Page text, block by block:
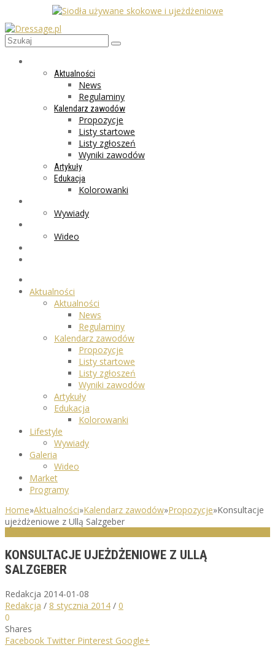
Aktualności
News
Regulaminy
Kalendarz zawodów
Propozycje
Listy startowe
Listy zgłoszeń
Wyniki zawodów
Artykuły
Edukacja
Kolorowanki
Wywiady
Wideo
Aktualności
Aktualności
News
Regulaminy
Kalendarz zawodów
Propozycje
Listy startowe
Listy zgłoszeń
Wyniki zawodów
Artykuły
Edukacja
Kolorowanki
Lifestyle
Wywiady
Galeria
Wideo
Market
Programy
Home»Aktualności»Kalendarz zawodów»Propozycje»Konsultacje
ujeżdżeniowe z Ullą Salzgeber
KONSULTACJE UJEŻDŻENIOWE Z ULLĄ
SALZGEBER
Redakcja 2014-01-08
Redakcja / 8 stycznia 2014 / 0
0
Shares
Facebook Twitter Pinterest Google+